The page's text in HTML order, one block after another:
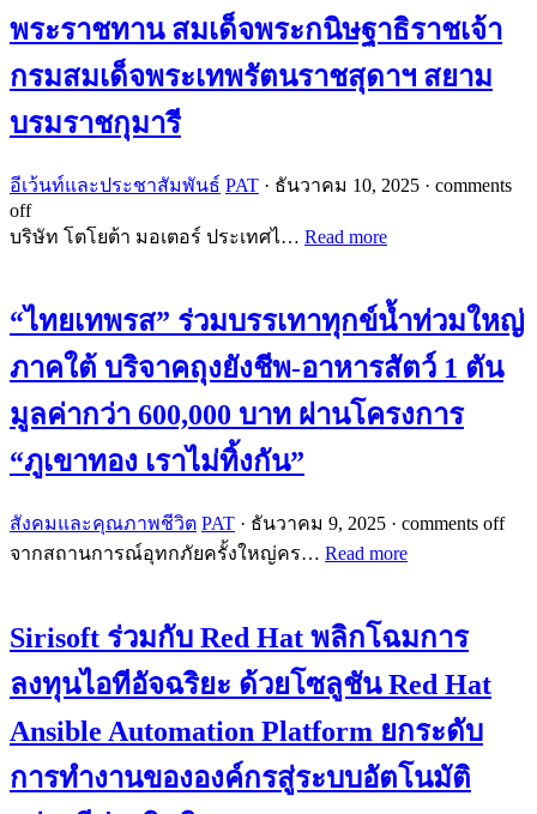
พระราชทาน สมเด็จพระกนิษฐาธิราชเจ้า
กรมสมเด็จพระเทพรัตนราชสุดาฯ สยาม
บรมราชกุมารี
อีเว้นท์และประชาสัมพันธ์ PAT · ธันวาคม 10, 2025 · comments
off
บริษัท โตโยต้า มอเตอร์ ประเทศไ… Read more
“ไทยเทพรส” ร่วมบรรเทาทุกข์น้ำท่วมใหญ่
ภาคใต้ บริจาคถุงยังชีพ-อาหารสัตว์ 1 ตัน
มูลค่ากว่า 600,000 บาท ผ่านโครงการ
“ภูเขาทอง เราไม่ทิ้งกัน”
สังคมและคุณภาพชีวิต PAT · ธันวาคม 9, 2025 · comments off
จากสถานการณ์อุทกภัยครั้งใหญ่คร… Read more
Sirisoft ร่วมกับ Red Hat พลิกโฉมการ
ลงทุนไอทีอัจฉริยะ ด้วยโซลูชัน Red Hat
Ansible Automation Platform ยกระดับ
การทำงานขององค์กรสู่ระบบอัตโนมัติ